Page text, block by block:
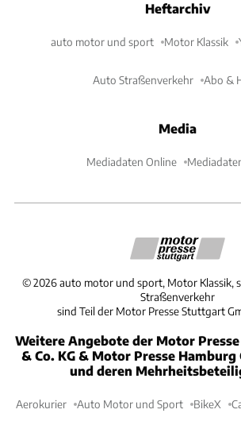
Heftarchiv
auto motor und sport Motor Klassik
Auto Straßenverkehr Abo &
Media
Mediadaten Online
©2026 auto motor und sport, Motor Klassik,
Straßenverkehr
sind Teil der Motor Presse Stuttgart
Weitere Angebote der Motor
& Co. KG & Motor Presse Hamburg
und deren
Aerokurier Auto Motor und Sport BikeX